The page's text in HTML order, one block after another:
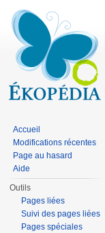
Accueil
Modifications récentes
Page au hasard
Aide
Outils
Pages liées
Suivi des pages liées
Pages spéciales